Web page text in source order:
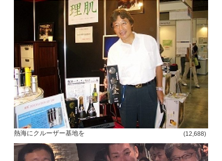
熱海にクルーザー基地を (12,688)